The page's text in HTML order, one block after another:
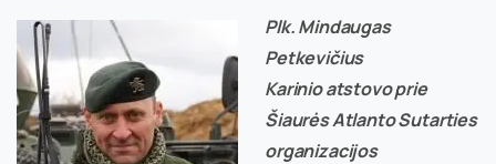
Plk. Mindaugas
Petkevičius
Karinio atstovo prie
Šiaurės Atlanto Sutarties
organizacijos